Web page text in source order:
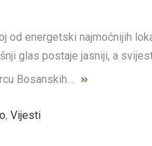
od energetski najmoćnijih
glas postaje jasniji, a
Bosanskih…
, Vijesti